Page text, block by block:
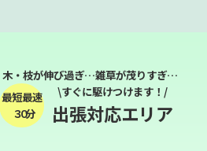
木・枝が伸び過ぎ…雑草が茂りすぎ…
最短最速
３０分
\すぐに駆けつけます！/
出張対応エリア